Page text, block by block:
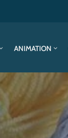
ANIMATION